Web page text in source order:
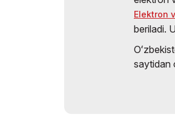
Elektron
beriladi.
saytidan